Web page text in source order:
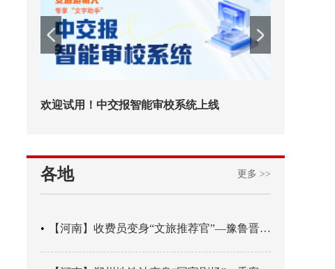
欢迎试用！中交报智能审校系统上线
各地 更多 >>
【河南】收费员变身“文旅推荐官”—豫鲁晋四地市交旅融合让游客一下高速就“入戏”